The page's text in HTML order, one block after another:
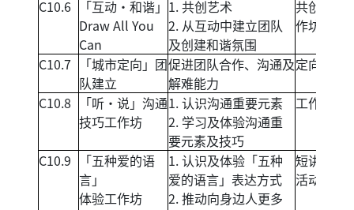
C10.6
「互动‧和谐」
Draw All You
Can
1. 共创艺术
2. 从互动中建立团队
及创建和谐氛围
共创艺术
作坊
C10.7
「城市定向」团
队建立
促进团队合作、沟通及
解难能力
定向活动
C10.8
「听‧说」沟通
技巧工作坊
1. 认识沟通重要元素
2. 学习及体验沟通重
要元素及技巧
工作坊
C10.9
「五种爱的语
言」
体验工作坊
1. 认识及体验「五种
爱的语言」表达方式
2. 推动向身边人更多
短讲+体验
活动